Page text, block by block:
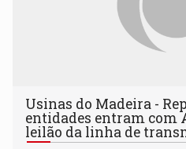
Usinas do Madeira -
entidades entram com
leilão da linha de